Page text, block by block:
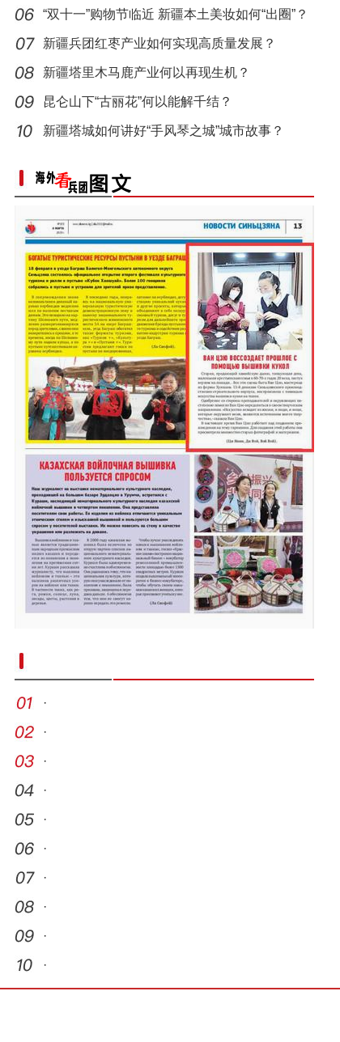
村
“双十一”购物节临近 新疆本土美妆如何“出圈”？
新疆兵团红枣产业如何实现高质量发展？
新疆塔里木马鹿产业何以再现生机？
昆仑山下“古丽花”何以能解千结？
新疆塔城如何讲好“手风琴之城”城市故事？
·
·
·
·
·
·
·
·
·
·